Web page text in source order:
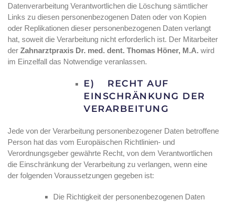
Datenverarbeitung Verantwortlichen die Löschung sämtlicher
Links zu diesen personenbezogenen Daten oder von Kopien
oder Replikationen dieser personenbezogenen Daten verlangt
hat, soweit die Verarbeitung nicht erforderlich ist. Der Mitarbeiter
der Zahnarztpraxis Dr. med. dent. Thomas Höner, M.A. wird
im Einzelfall das Notwendige veranlassen.
E) RECHT AUF
EINSCHRÄNKUNG DER
VERARBEITUNG
Jede von der Verarbeitung personenbezogener Daten betroffene
Person hat das vom Europäischen Richtlinien- und
Verordnungsgeber gewährte Recht, von dem Verantwortlichen
die Einschränkung der Verarbeitung zu verlangen, wenn eine
der folgenden Voraussetzungen gegeben ist:
Die Richtigkeit der personenbezogenen Daten